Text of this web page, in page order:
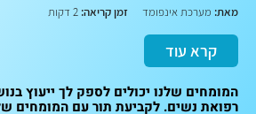
מאת: מערכת אינפומד זמן קריאה:
קרא עוד
המומחים שלנו יכולים לספק לך ייעוץ
רפואת נשים. לקביעת תור עם המומחים